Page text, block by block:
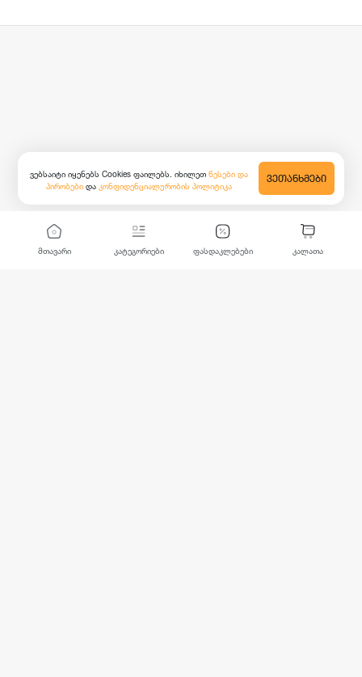
მთავარი კატეგორიები ფასდაკლებები კალათა
ვებსაიტი იყენებს Cookies ფაილებს. იხილეთ წესები და
პირობები და კონფიდენციალურობის პოლიტიკა
ᲕᲔᲗᲐᲜᲮᲛᲔᲑᲘ